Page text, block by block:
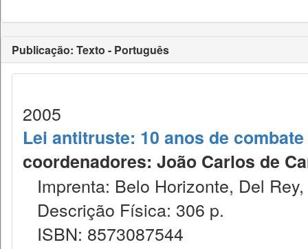
Publicação: Texto - Português
2005
Lei antitruste: 10 anos de
coordenadores: João Carlos de
Imprenta: Belo Horizonte, Del
Descrição Física: 306 p.
ISBN: 8573087544